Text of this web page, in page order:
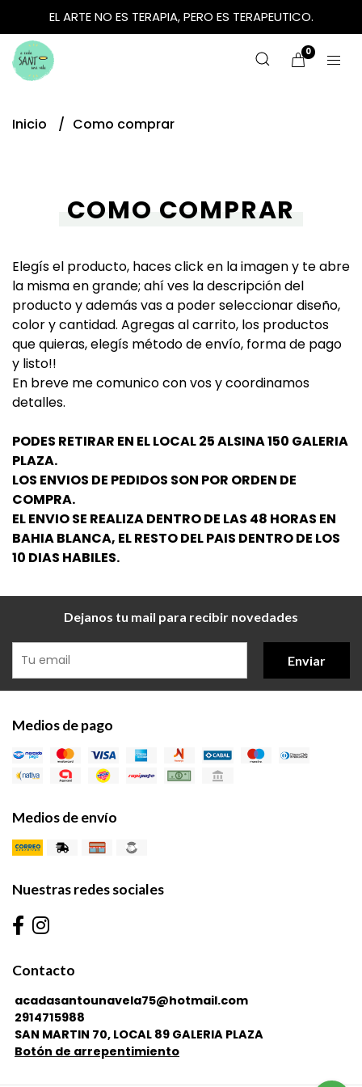
EL ARTE NO ES TERAPIA, PERO ES TERAPEUTICO.
0
Inicio Como comprar
COMO COMPRAR
Elegís el producto, haces click en la imagen y te abre
la misma en grande; ahí ves la descripción del
producto y además vas a poder seleccionar diseño,
color y cantidad. Agregas al carrito, los productos
que quieras, elegís método de envío, forma de pago
y listo!!
En breve me comunico con vos y coordinamos
detalles.
PODES RETIRAR EN EL LOCAL 25 ALSINA 150 GALERIA
PLAZA.
LOS ENVIOS DE PEDIDOS SON POR ORDEN DE
COMPRA.
EL ENVIO SE REALIZA DENTRO DE LAS 48 HORAS EN
BAHIA BLANCA, EL RESTO DEL PAIS DENTRO DE LOS
10 DIAS HABILES.
Dejanos tu mail para recibir novedades
Enviar
Medios de pago
Medios de envío
Nuestras redes sociales
Contacto
acadasantounavela75@hotmail.com
2914715988
SAN MARTIN 70, LOCAL 89 GALERIA PLAZA
Botón de arrepentimiento